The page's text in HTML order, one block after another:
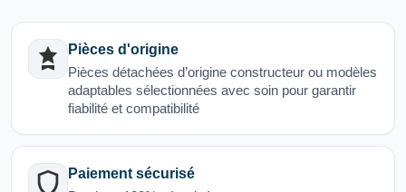
Pièces d'origine
Pièces détachées d’origine constructeur ou modèles
adaptables sélectionnées avec soin pour garantir
fiabilité et compatibilité
Paiement sécurisé